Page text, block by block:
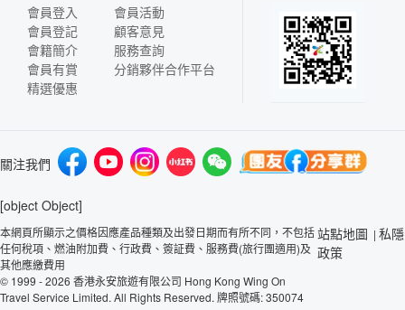
會員登入
會員登記
會籍簡介
會員有賞
精選優惠
會員活動
顧客意見
服務查詢
分銷夥伴合作平台
關注我們
[object Object]
本網頁所顯示之價格因應產品種類及出發日期而有所不同，不包括
任何稅項、燃油附加費、行政費、簽証費、服務費(旅行團適用)及
其他應繳費用
© 1999 - 2026 香港永安旅遊有限公司 Hong Kong Wing On
Travel Service Limited. All Rights Reserved. 牌照號碼: 350074
站點地圖 | 私隱
政策